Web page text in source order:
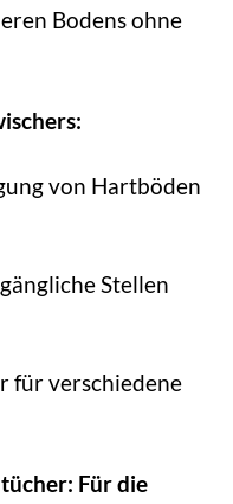
Bodens ohne
von Hartböden
Stellen
für verschiedene
Für die